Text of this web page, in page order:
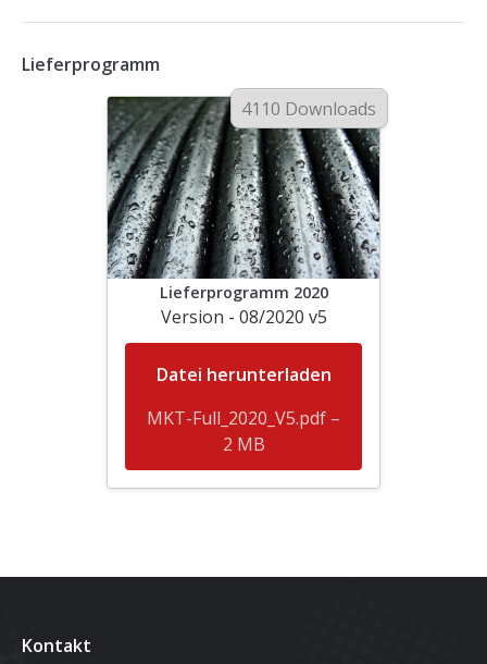
Lieferprogramm
4110 Downloads
Lieferprogramm 2020
Version - 08/2020 v5
Datei herunterladen
MKT-Full_2020_V5.pdf –
2 MB
Kontakt